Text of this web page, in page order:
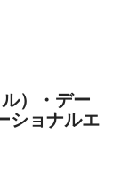
）・デー
ショナルエ